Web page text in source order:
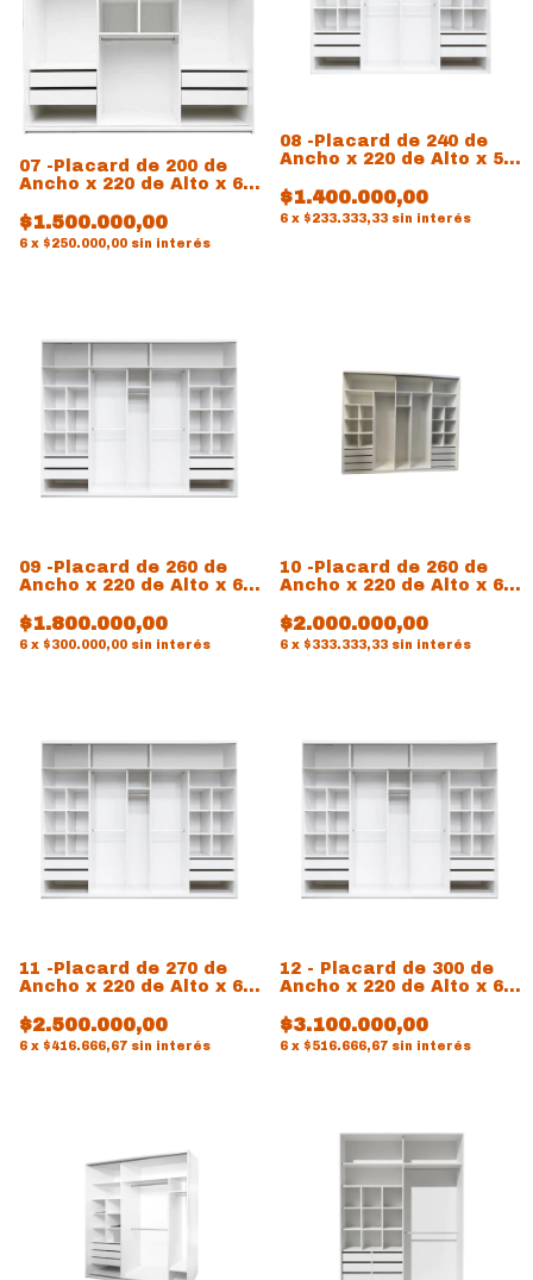
07 -Placard de 200 de
Ancho x 220 de Alto x 60
$1.500.000,00
6 x $250.000,00 sin interés
08 -Placard de 240 de
Ancho x 220 de Alto x 54
$1.400.000,00
6 x $233.333,33 sin interés
09 -Placard de 260 de
Ancho x 220 de Alto x 60
$1.800.000,00
6 x $300.000,00 sin interés
10 -Placard de 260 de
Ancho x 220 de Alto x 60
$2.000.000,00
6 x $333.333,33 sin interés
11 -Placard de 270 de
Ancho x 220 de Alto x 60
$2.500.000,00
6 x $416.666,67 sin interés
12 - Placard de 300 de
Ancho x 220 de Alto x 60
$3.100.000,00
6 x $516.666,67 sin interés